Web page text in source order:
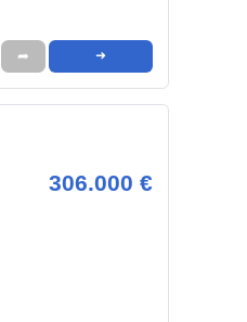
➦ ➜
306.000 €